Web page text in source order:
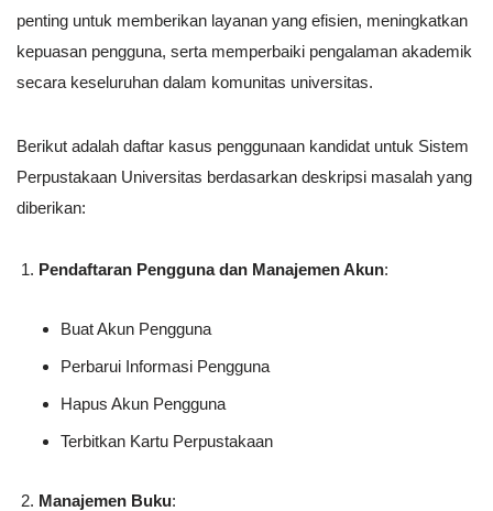
penting untuk memberikan layanan yang efisien, meningkatkan
kepuasan pengguna, serta memperbaiki pengalaman akademik
secara keseluruhan dalam komunitas universitas.
Berikut adalah daftar kasus penggunaan kandidat untuk Sistem
Perpustakaan Universitas berdasarkan deskripsi masalah yang
diberikan:
Pendaftaran Pengguna dan Manajemen Akun:
Buat Akun Pengguna
Perbarui Informasi Pengguna
Hapus Akun Pengguna
Terbitkan Kartu Perpustakaan
Manajemen Buku: